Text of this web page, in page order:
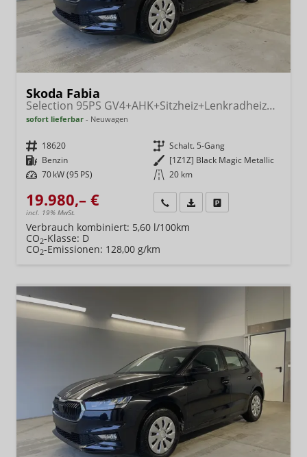
Skoda Fabia
Selection 95PS GV4+AHK+Sitzheiz+Lenkradheiz+Climatronic+Tempomat+PDC
sofort lieferbar Neuwagen
Fahrzeugnr. 18620 Getriebe Schalt. 5-Gang
Kraftstoff Benzin Außenfarbe [1Z1Z] Black Magic Metallic
Leistung 70 kW (95 PS) Kilometerstand 20 km
19.980,– €
incl. 19% MwSt.
Wir rufen Sie anFahrzeugexposé (PDF)
Verbrauch kombiniert: 5,60 l/100km
CO2-Klasse: D
CO2-Emissionen: 128,00 g/km